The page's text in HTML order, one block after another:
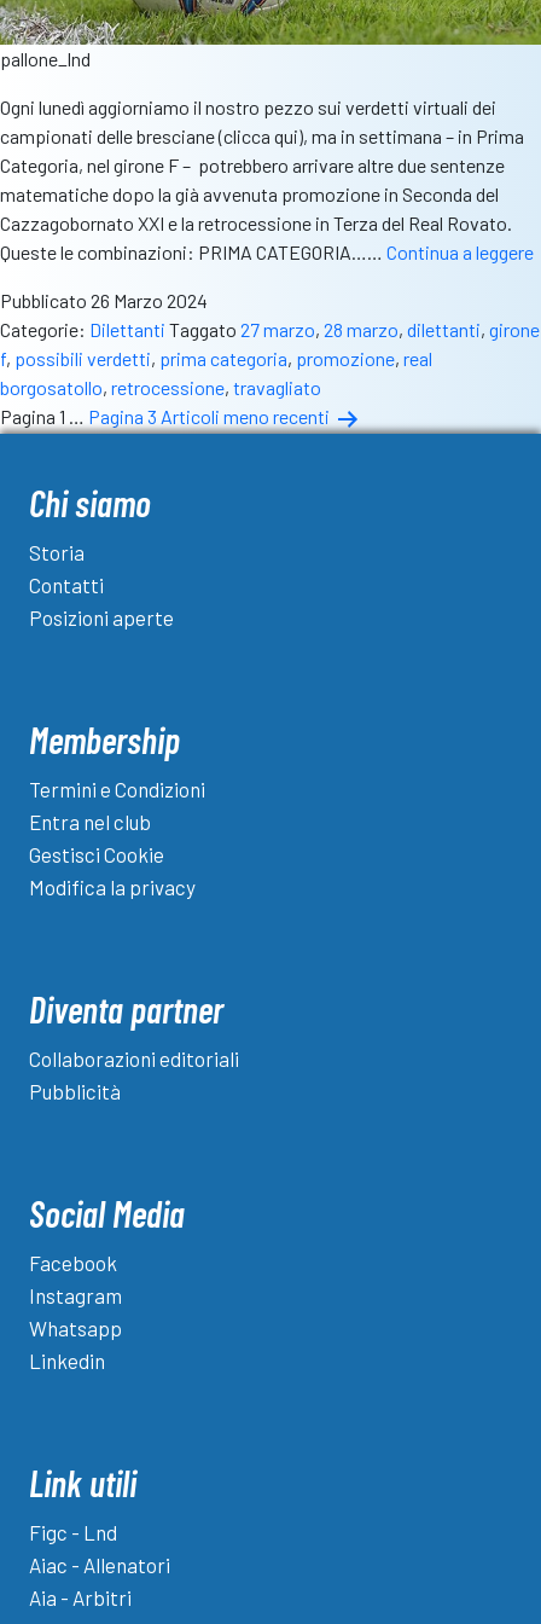
pallone_lnd
Ogni lunedì aggiorniamo il nostro pezzo sui verdetti virtuali dei
campionati delle bresciane (clicca qui), ma in settimana – in Prima
Categoria, nel girone F – potrebbero arrivare altre due sentenze
matematiche dopo la già avvenuta promozione in Seconda del
Cazzagobornato XXI e la retrocessione in Terza del Real Rovato.
Queste le combinazioni: PRIMA CATEGORIA…… Continua a leggere
Pubblicato 26 Marzo 2024
Categorie: Dilettanti Taggato 27 marzo, 28 marzo, dilettanti, girone
f, possibili verdetti, prima categoria, promozione, real
borgosatollo, retrocessione, travagliato
Paginazione
articoli
Pagina 1 Pagina 3 Articoli meno recenti
Chi siamo
Storia
Contatti
Posizioni aperte
Membership
Termini e Condizioni
Entra nel club
Gestisci Cookie
Modifica la privacy
Diventa partner
Collaborazioni editoriali
Pubblicità
Social Media
Facebook
Instagram
Whatsapp
Linkedin
Link utili
Figc - Lnd
Aiac - Allenatori
Aia - Arbitri